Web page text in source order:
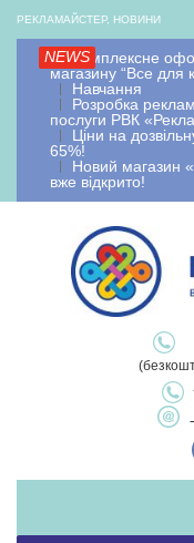
Skip
content
РЕКЛАМАЙСТЕР, НОВИНИ
NEWSКомплексне
магазину “Все для
Навчання
Розробка
послуги РВК
Ціни на
65%!
Новий магазин
вже відкрито!
Рекламайстер це:
вивіски лайтбокси,
Виготовлення
рекламні